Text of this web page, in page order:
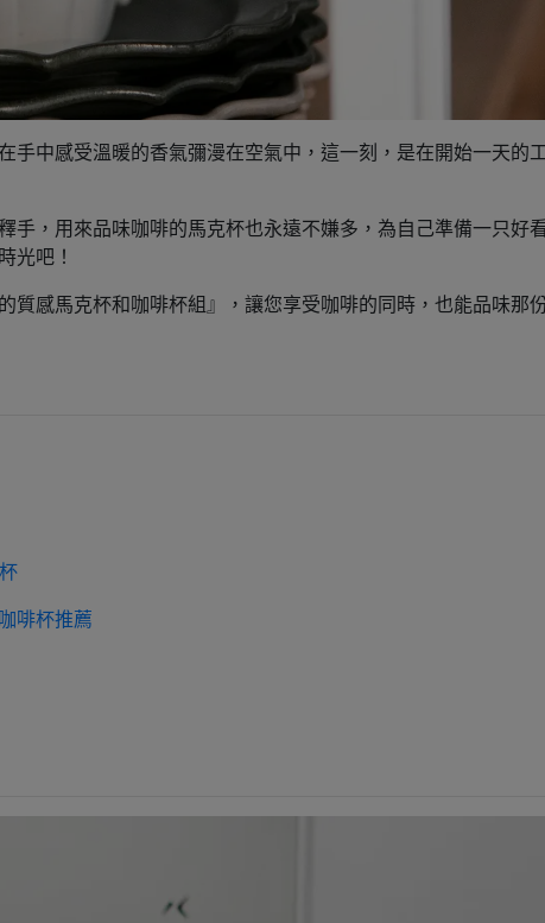
手中感受溫暖的香氣彌漫在空氣中，這一刻，是在開始一天的
手，用來品味咖啡的馬克杯也永遠不嫌多，為自己準備一只好
光吧！
質感馬克杯和咖啡杯組』，讓您享受咖啡的同時，也能品味那
啡杯推薦